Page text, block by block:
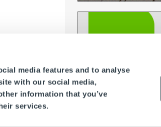
media features and to analyse
with our social media,
information that you’ve
services.